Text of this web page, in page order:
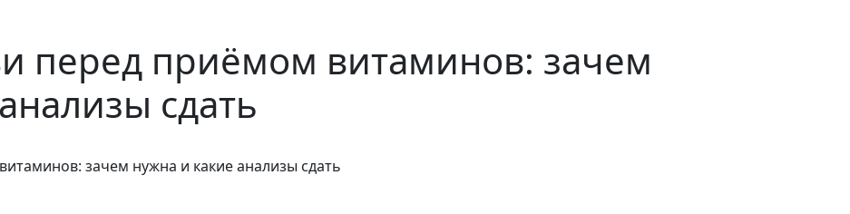
перед приёмом витаминов: зачем
сдать
зачем нужна и какие анализы сдать